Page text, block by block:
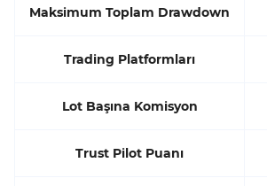
Maksimum Toplam Drawdown
Trading Platformları
Lot Başına Komisyon
Trust Pilot Puanı